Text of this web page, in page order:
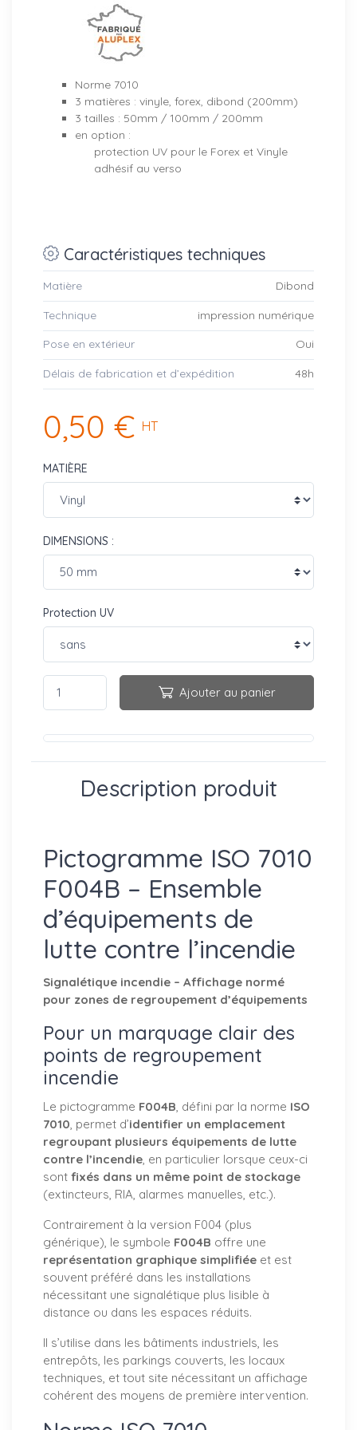
Norme 7010
3 matières : vinyle, forex, dibond (200mm)
3 tailles : 50mm / 100mm / 200mm
en option :
protection UV pour le Forex et Vinyle
adhésif au verso
Caractéristiques techniques
Matière Dibond
Technique impression numérique
Pose en extérieur Oui
Délais de fabrication et d’expédition 48h
0,50 € HT
MATIÈRE
DIMENSIONS :
Protection UV
Ajouter au panier
Description produit
Pictogramme ISO 7010
F004B – Ensemble
d’équipements de
lutte contre l’incendie
Signalétique incendie – Affichage normé
pour zones de regroupement d’équipements
Pour un marquage clair des
points de regroupement
incendie
Le pictogramme F004B, défini par la norme ISO
7010, permet d’identifier un emplacement
regroupant plusieurs équipements de lutte
contre l’incendie, en particulier lorsque ceux-ci
sont fixés dans un même point de stockage
(extincteurs, RIA, alarmes manuelles, etc.).
Contrairement à la version F004 (plus
générique), le symbole F004B offre une
représentation graphique simplifiée et est
souvent préféré dans les installations
nécessitant une signalétique plus lisible à
distance ou dans les espaces réduits.
Il s’utilise dans les bâtiments industriels, les
entrepôts, les parkings couverts, les locaux
techniques, et tout site nécessitant un affichage
cohérent des moyens de première intervention.